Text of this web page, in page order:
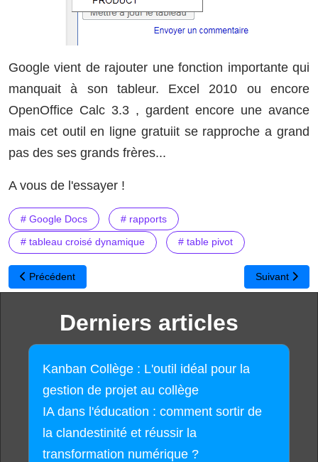
Google vient de rajouter une fonction importante qui
manquait à son tableur. Excel 2010 ou encore
OpenOffice Calc 3.3 , gardent encore une avance
mais cet outil en ligne gratuiit se rapproche a grand
pas des ses grands frères...
A vous de l'essayer !
# Google Docs # rapports
# tableau croisé dynamique # table pivot
Article précédent : Le "Copier Coller" des images disponible dans
Précédent Article
Suivant
Derniers articles
Kanban Collège : L'outil idéal pour la
gestion de projet au collège
IA dans l'éducation : comment sortir de
la clandestinité et réussir la
transformation numérique ?